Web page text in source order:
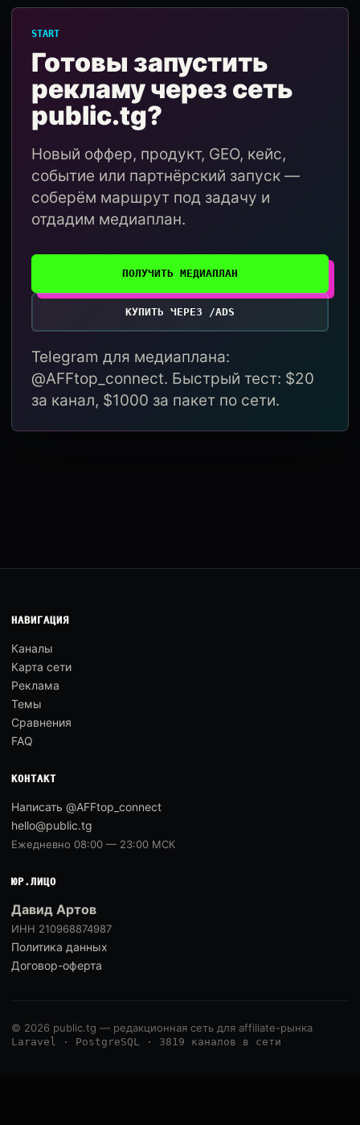
START
Готовы запустить
рекламу через сеть
public.tg?
Новый оффер, продукт, GEO, кейс,
событие или партнёрский запуск —
соберём маршрут под задачу и
отдадим медиаплан.
ПОЛУЧИТЬ МЕДИАПЛАН
КУПИТЬ ЧЕРЕЗ /ADS
Telegram для медиаплана:
@AFFtop_connect. Быстрый тест: $20
за канал, $1000 за пакет по сети.
НАВИГАЦИЯ
Каналы
Карта сети
Реклама
Темы
Сравнения
FAQ
КОНТАКТ
Написать @AFFtop_connect
hello@public.tg
Ежедневно 08:00 — 23:00 МСК
ЮР.ЛИЦО
Давид Артов
ИНН 210968874987
Политика данных
Договор-оферта
© 2026 public.tg — редакционная сеть для affiliate-рынка
Laravel · PostgreSQL · 3819 каналов в сети